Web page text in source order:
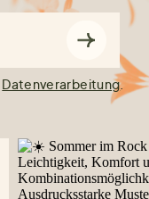
Datenverarbeitung.